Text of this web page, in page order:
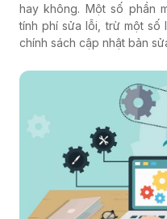
hay không. Một số phần
tính phí sửa lỗi, trừ một số
chính sách cập nhật bản